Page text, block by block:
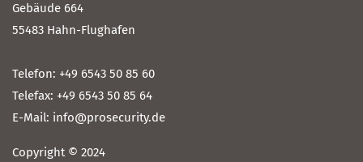
Gebäude 664
55483 Hahn-Flughafen
Telefon: +49 6543 50 85 60
Telefax: +49 6543 50 85 64
E-Mail: info@prosecurity.de
Copyright © 2024